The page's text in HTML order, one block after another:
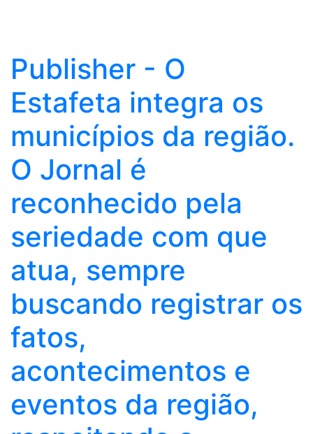
Publisher - O
Estafeta integra os
municípios da região.
O Jornal é
reconhecido pela
seriedade com que
atua, sempre
buscando registrar os
fatos,
acontecimentos e
eventos da região,